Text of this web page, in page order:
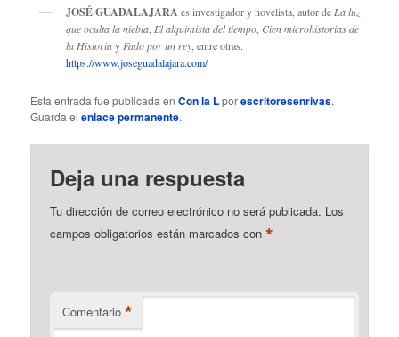
JOSÉ GUADALAJARA es investigador y novelista, autor de La luz
que oculta la niebla El alquimista del tiempo Cien microhistorias de
la Historiay Fado por un rey , entre otras.
https://www.joseguadalajara.com/
Esta entrada fue publicada enCon la Lporescritoresenrivas.
Guarda elenlace permanente.
Deja una respuesta
Tu dirección de correo electrónico no será publicada. Los
campos obligatorios están marcados con*
Comentario *